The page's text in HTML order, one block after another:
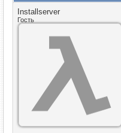
Installserver
Гость